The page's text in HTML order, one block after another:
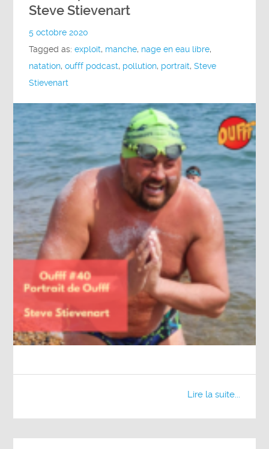
Steve Stievenart
5 octobre 2020
Tagged as:exploit, manche, nage en eau libre,
natation,oufff podcast, pollution, portrait,Steve
Stievenart
Lire la suite...